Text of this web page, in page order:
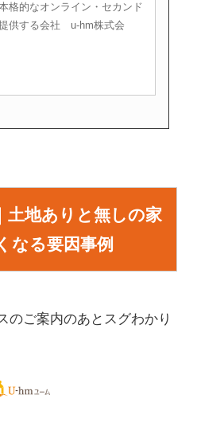
格的なオンライン・セカンド
供する会社 u-hm株式会
土地ありと無しの家
なる要因事例
のご案内のあとスグわかり